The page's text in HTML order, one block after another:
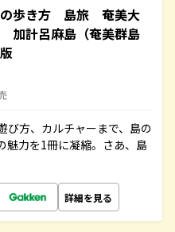
歩き方 島旅 奄美大
計呂麻島（奄美群島
方、カルチャーまで、島の
魅力を1冊に凝縮。さあ、島
詳細を見る